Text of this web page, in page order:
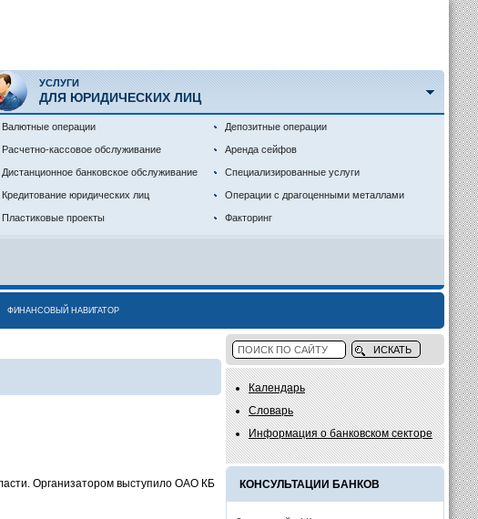
УСЛУГИ
ДЛЯ ЮРИДИЧЕСКИХ ЛИЦ
Валютные операции
Расчетно-кассовое обслуживание
Дистанционное банковское обслуживание
Кредитование юридических лиц
Пластиковые проекты
Депозитные операции
Аренда сейфов
Специализированные услуги
Операции с драгоценными металлами
Факторинг
ФИНАНСОВЫЙ НАВИГАТОР
Организатором выступило ОАО КБ
Календарь
Словарь
Информация о банковском секторе
КОНСУЛЬТАЦИИ БАНКОВ